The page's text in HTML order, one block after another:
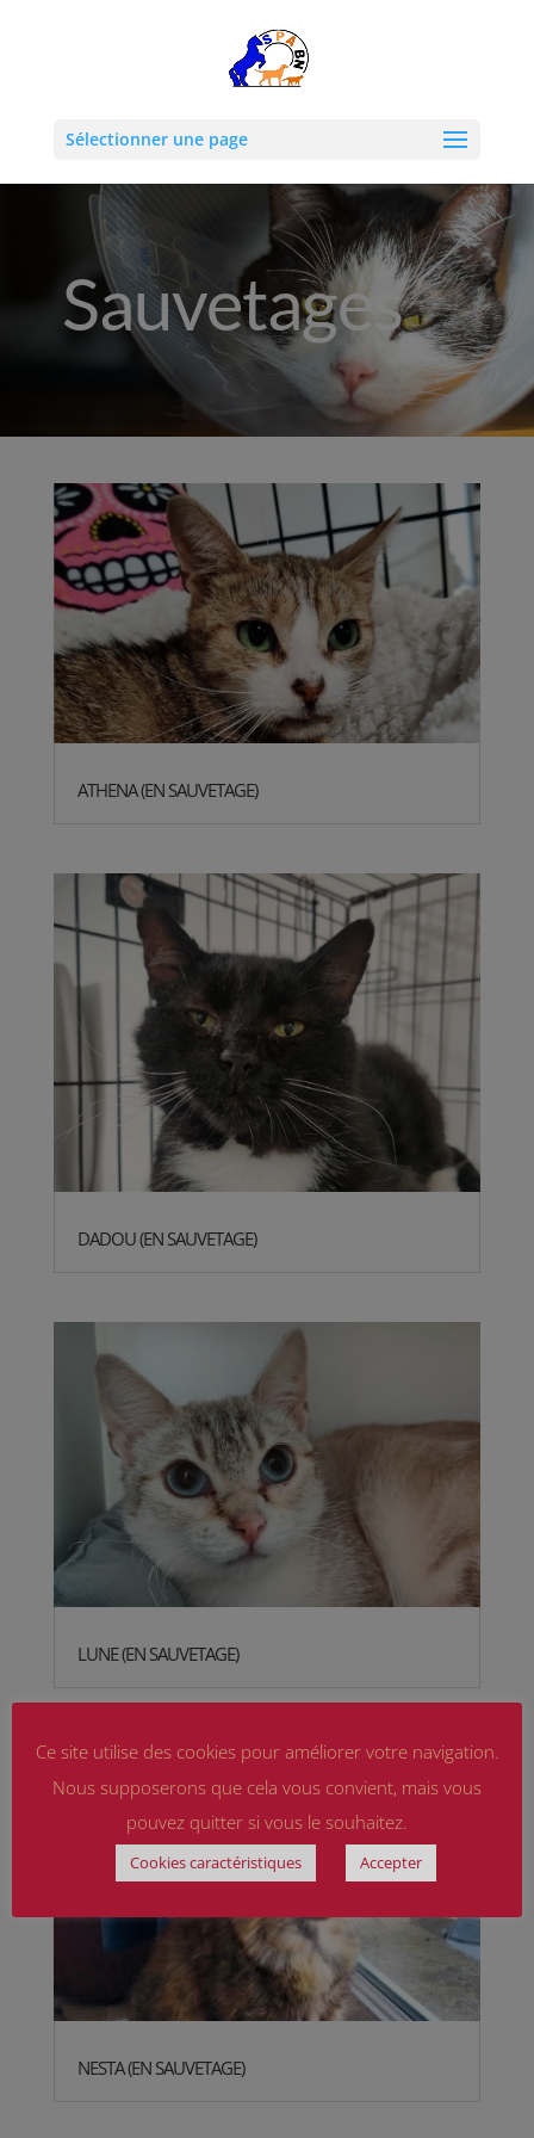
Sélectionner une page
Sauvetages
ATHENA (EN SAUVETAGE)
DADOU (EN SAUVETAGE)
LUNE (EN SAUVETAGE)
NESTA (EN SAUVETAGE)
Ce site utilise des cookies pour améliorer votre navigation.
Nous supposerons que cela vous convient, mais vous
pouvez quitter si vous le souhaitez.
Cookies caractéristiques Accepter